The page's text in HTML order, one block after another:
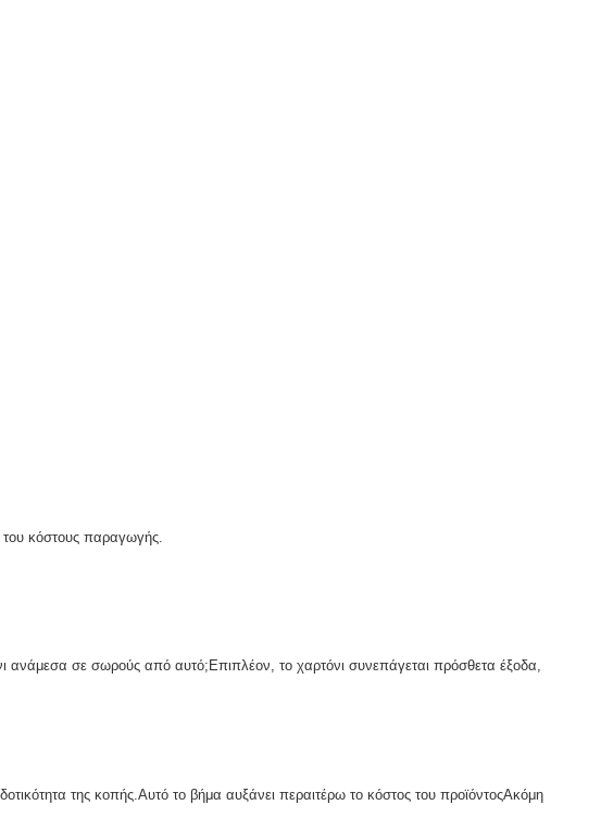
του κόστους παραγωγής.
σε σωρούς από αυτό;Επιπλέον, το χαρτόνι συνεπάγεται πρόσθετα έξοδα,
της κοπής.Αυτό το βήμα αυξάνει περαιτέρω το κόστος του προϊόντοςΑκόμη